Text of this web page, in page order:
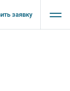
заявку